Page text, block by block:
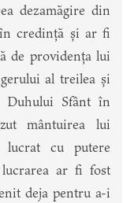
dezamăgire din
credință și ar fi
de providența lui
al treilea și
Duhului Sfânt în
mântuirea lui
cu putere
ar fi fost
deja pentru a-i